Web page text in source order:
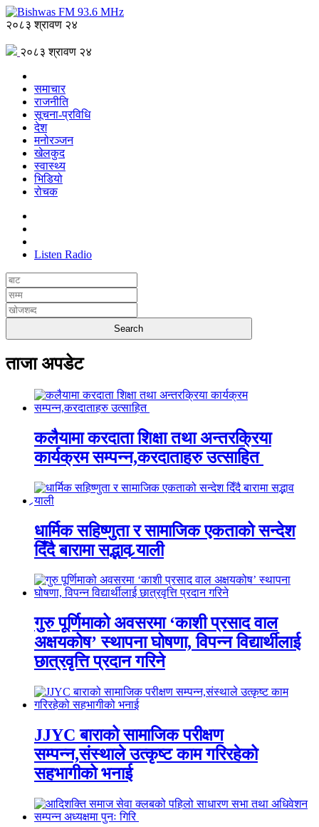
२०८३ श्रावण २४
२०८३ श्रावण २४
समाचार
राजनीति
सूचना-प्रविधि
देश
मनोरञ्जन
खेलकुद
स्वास्थ्य
भिडियो
रोचक
Listen Radio
ताजा अपडेट
कलैयामा करदाता शिक्षा तथा अन्तरक्रिया
कार्यक्रम सम्पन्न,करदाताहरु उत्साहित
धार्मिक सहिष्णुता र सामाजिक एकताको सन्देश
दिँदै बारामा सद्भाव र्‍याली
गुरु पूर्णिमाको अवसरमा ‘काशी प्रसाद वाल
अक्षयकोष’ स्थापना घोषणा, विपन्न विद्यार्थीलाई
छात्रवृत्ति प्रदान गरिने
JJYC बाराको सामाजिक परीक्षण
सम्पन्न,संस्थाले उत्कृष्ट काम गरिरहेको
सहभागीको भनाई